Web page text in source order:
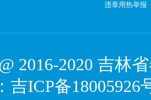
违章用热举报
2016-2020 吉林
吉ICP备18005926